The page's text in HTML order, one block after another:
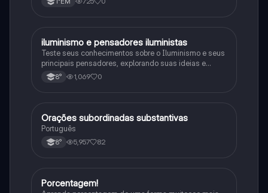
História
iluminismo e pensadores iluministas
Teste seus conhecimentos sobre o Iluminismo e seus
principais pensadores, explorando suas ideias e
impacto histórico.
8° 1,069 0
Português
Orações subordinadas substantivas
Português
8° 5,957 82
Matematica
Porcentagem!